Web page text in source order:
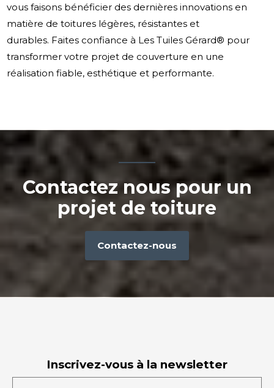
vous faisons bénéficier des dernières innovations en
matière de toitures légères, résistantes et
durables. Faites confiance à Les Tuiles Gérard® pour
transformer votre projet de couverture en une
réalisation fiable, esthétique et performante.
Contactez nous pour un
projet de toiture
Contactez-nous
Inscrivez-vous à la newsletter